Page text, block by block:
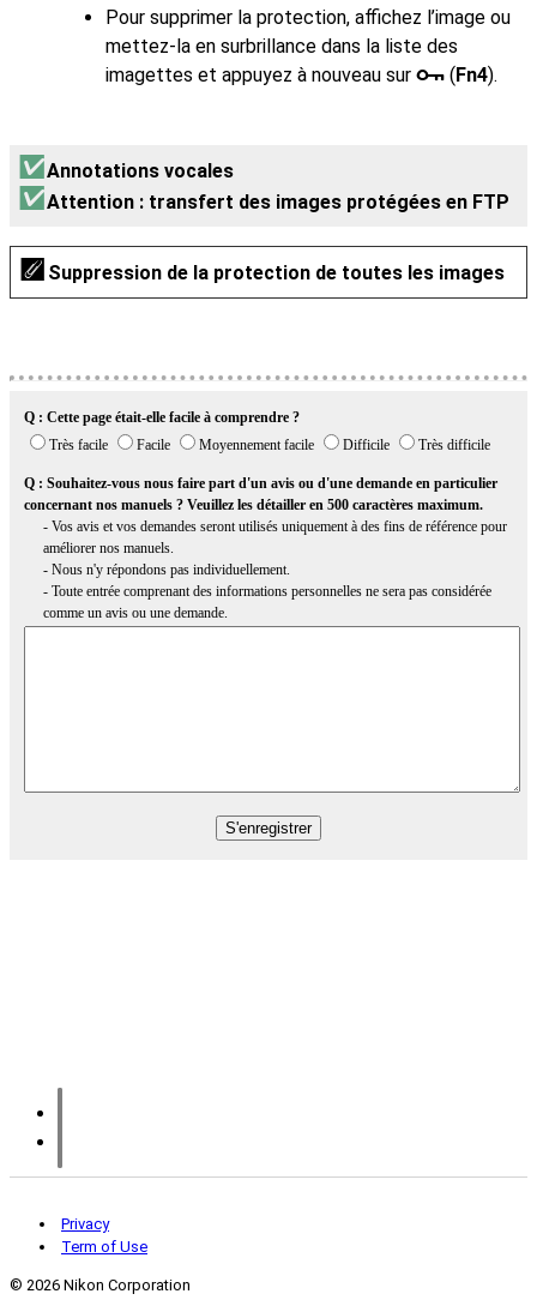
Pour supprimer la protection, affichez l’image ou
mettez-la en surbrillance dans la liste des
imagettes et appuyez à nouveau sur g (Fn4).
Annotations vocales
Attention : transfert des images protégées en FTP
Suppression de la protection de toutes les images
Privacy
Term of Use
© 2026 Nikon Corporation